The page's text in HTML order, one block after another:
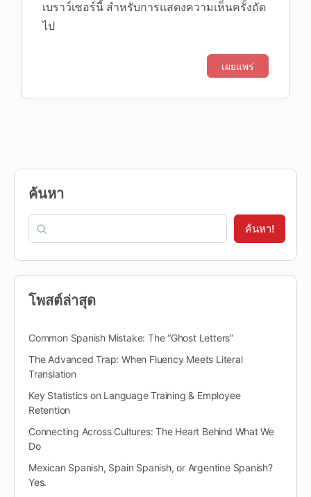
เบราว์เซอร์นี้ สำหรับการแสดงความเห็นครั้งถัด
ไป
ค้นหา
ค้นหา!
โพสต์ล่าสุด
Common Spanish Mistake: The “Ghost Letters”
The Advanced Trap: When Fluency Meets Literal
Translation
Key Statistics on Language Training & Employee
Retention
Connecting Across Cultures: The Heart Behind What We
Do
Mexican Spanish, Spain Spanish, or Argentine Spanish?
Yes.